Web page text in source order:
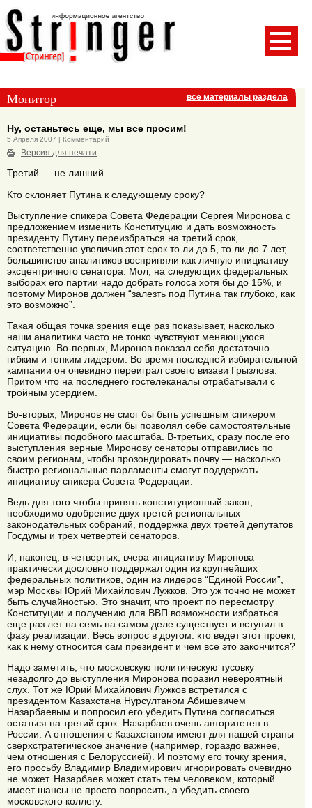
Монитор все материалы раздела
Ну, останьтесь еще, мы все просим!
5 Апреля 2007 | Комментарий
Версия для печати
Третий — не лишний
Кто склоняет Путина к следующему сроку?
Выступление спикера Совета Федерации Сергея Миронова с
предложением изменить Конституцию и дать возможность
президенту Путину переизбраться на третий срок,
соответственно увеличив этот срок то ли до 5, то ли до 7 лет,
большинство аналитиков восприняли как личную инициативу
эксцентричного сенатора. Мол, на следующих федеральных
выборах его партии надо добрать голоса хотя бы до 15%, и
поэтому Миронов должен “залезть под Путина так глубоко, как
это возможно”.
Такая общая точка зрения еще раз показывает, насколько
наши аналитики часто не тонко чувствуют меняющуюся
ситуацию. Во-первых, Миронов показал себя достаточно
гибким и тонким лидером. Во время последней избирательной
кампании он очевидно переиграл своего визави Грызлова.
Притом что на последнего гостелеканалы отрабатывали с
тройным усердием.
Во-вторых, Миронов не смог бы быть успешным спикером
Совета Федерации, если бы позволял себе самостоятельные
инициативы подобного масштаба. В-третьих, сразу после его
выступления верные Миронову сенаторы отправились по
своим регионам, чтобы прозондировать почву — насколько
быстро региональные парламенты смогут поддержать
инициативу спикера Совета Федерации.
Ведь для того чтобы принять конституционный закон,
необходимо одобрение двух третей региональных
законодательных собраний, поддержка двух третей депутатов
Госдумы и трех четвертей сенаторов.
И, наконец, в-четвертых, вчера инициативу Миронова
практически дословно поддержал один из крупнейших
федеральных политиков, один из лидеров “Единой России”,
мэр Москвы Юрий Михайлович Лужков. Это уж точно не может
быть случайностью. Это значит, что проект по пересмотру
Конституции и получению для ВВП возможности избраться
еще раз лет на семь на самом деле существует и вступил в
фазу реализации. Весь вопрос в другом: кто ведет этот проект,
как к нему относится сам президент и чем все это закончится?
Надо заметить, что московскую политическую тусовку
незадолго до выступления Миронова поразил невероятный
слух. Тот же Юрий Михайлович Лужков встретился с
президентом Казахстана Нурсултаном Абишевичем
Назарбаевым и попросил его убедить Путина согласиться
остаться на третий срок. Назарбаев очень авторитетен в
России. А отношения с Казахстаном имеют для нашей страны
сверхстратегическое значение (например, гораздо важнее,
чем отношения с Белоруссией). И поэтому его точку зрения,
его просьбу Владимир Владимирович игнорировать очевидно
не может. Назарбаев может стать тем человеком, который
имеет шансы не просто попросить, а убедить своего
московского коллегу.